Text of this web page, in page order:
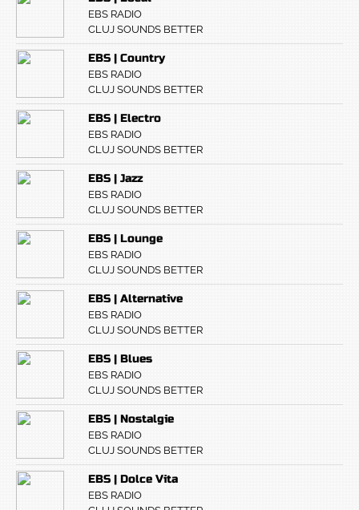
EBS RADIO
CLUJ SOUNDS BETTER
EBS | Country
EBS RADIO
CLUJ SOUNDS BETTER
EBS | Electro
EBS RADIO
CLUJ SOUNDS BETTER
EBS | Jazz
EBS RADIO
CLUJ SOUNDS BETTER
EBS | Lounge
EBS RADIO
CLUJ SOUNDS BETTER
EBS | Alternative
EBS RADIO
CLUJ SOUNDS BETTER
EBS | Blues
EBS RADIO
CLUJ SOUNDS BETTER
EBS | Nostalgie
EBS RADIO
CLUJ SOUNDS BETTER
EBS | Dolce Vita
EBS RADIO